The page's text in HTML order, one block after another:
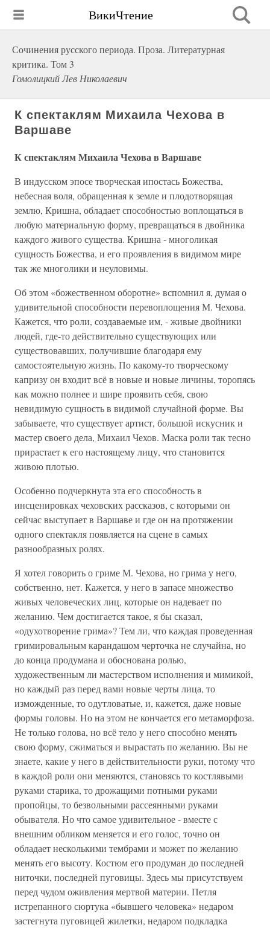
ВикиЧтение
Сочинения русского периода. Проза. Литературная
критика. Том 3
Гомолицкий Лев Николаевич
К спектаклям Михаила Чехова в
Варшаве
К спектаклям Михаила Чехова в Варшаве
В индусском эпосе творческая ипостась Божества,
небесная воля, обращенная к земле и плодотворящая
землю, Кришна, обладает способностью воплощаться в
любую материальную форму, превращаться в двойника
каждого живого существа. Кришна - многоликая
сущность Божества, и его проявления в видимом мире
так же многолики и неуловимы.
Об этом «божественном оборотне» вспомнил я, думая о
удивительной способности перевоплощения М. Чехова.
Кажется, что роли, создаваемые им, - живые двойники
людей, где-то действительно существующих или
существовавших, получившие благодаря ему
самостоятельную жизнь. По какому-то творческому
капризу он входит всё в новые и новые личины, торопясь
как можно полнее и шире проявить себя, свою
невидимую сущность в видимой случайной форме. Вы
забываете, что существует артист, большой искусник и
мастер своего дела, Михаил Чехов. Маска роли так тесно
прирастает к его настоящему лицу, что становится
живою плотью.
Особенно подчеркнута эта его способность в
инсценировках чеховских рассказов, с которыми он
сейчас выступает в Варшаве и где он на протяжении
одного спектакля появляется на сцене в самых
разнообразных ролях.
Я хотел говорить о гриме М. Чехова, но грима у него,
собственно, нет. Кажется, у него в запасе множество
живых человеческих лиц, которые он надевает по
желанию. Чем достигается такое, я бы сказал,
«одухотворение грима»? Тем ли, что каждая проведенная
гримировальным карандашом черточка не случайна, но
до конца продумана и обоснована ролью,
художественным ли мастерством исполнения и мимикой,
но каждый раз перед вами новые черты лица, то
изможденные, то одутловатые, и, кажется, даже новые
формы головы. Но на этом не кончается его метаморфоза.
Не только голова, но всё тело у него способно менять
свою форму, сжиматься и вырастать по желанию. Вы не
знаете, какие у него в действительности руки, потому что
в каждой роли они меняются, становясь то костлявыми
руками старика, то дрожащими потными руками
пропойцы, то безвольными рассеянными руками
обывателя. Но что самое удивительное - вместе с
внешним обликом меняется и его голос, точно он
обладает несколькими тембрами и может по желанию
менять его высоту. Костюм его продуман до последней
ниточки, последней пуговицы. Здесь мы присутствуем
перед чудом оживления мертвой материи. Петля
истрепанного сюртука «бывшего человека» недаром
застегнута пуговицей жилетки, недаром подкладка